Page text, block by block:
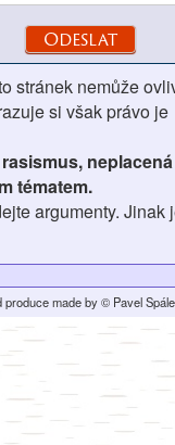
stránek nemůže
si však právo je
neplacená
tématem.
argumenty. Jinak
produce made by © Pavel